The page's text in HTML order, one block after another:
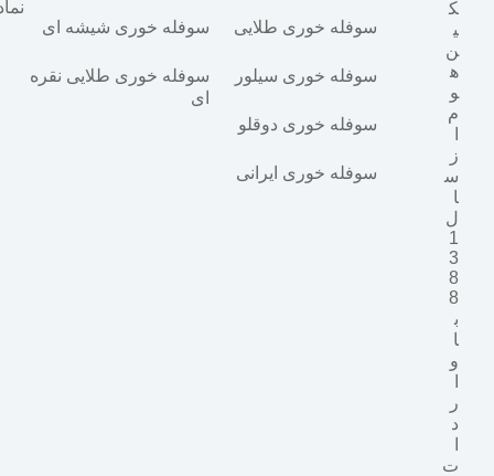
ک
ی
ن
ه
و
م
ز
س
ا
ل
1
3
8
8
ب
ا
و
ر
د
ت
سوفله خوری شیشه ای
سوفله خوری طلایی نقره
ای
سوفله خوری طلایی
سوفله خوری سیلور
سوفله خوری دوقلو
سوفله خوری ایرانی